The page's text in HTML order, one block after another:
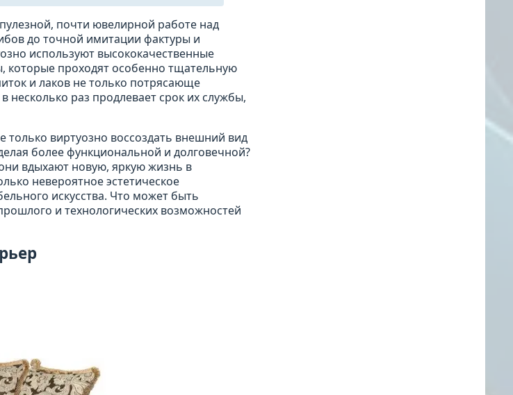
почти ювелирной работе над
до точной имитации фактуры и
используют высококачественные
которые проходят особенно тщательную
и лаков не только потрясающе
раз продлевает срок их службы,
только виртуозно воссоздать внешний вид
более функциональной и долговечной?
вдыхают новую, яркую жизнь в
невероятное эстетическое
искусства. Что может быть
и технологических возможностей